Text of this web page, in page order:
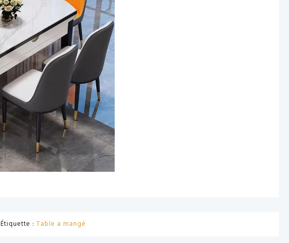
Étiquette : Table a mangé